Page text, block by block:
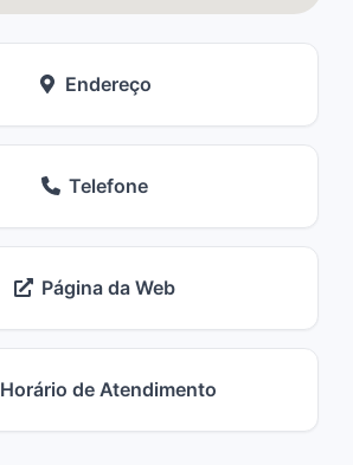
Endereço
Telefone
Página da Web
Horário de Atendimento